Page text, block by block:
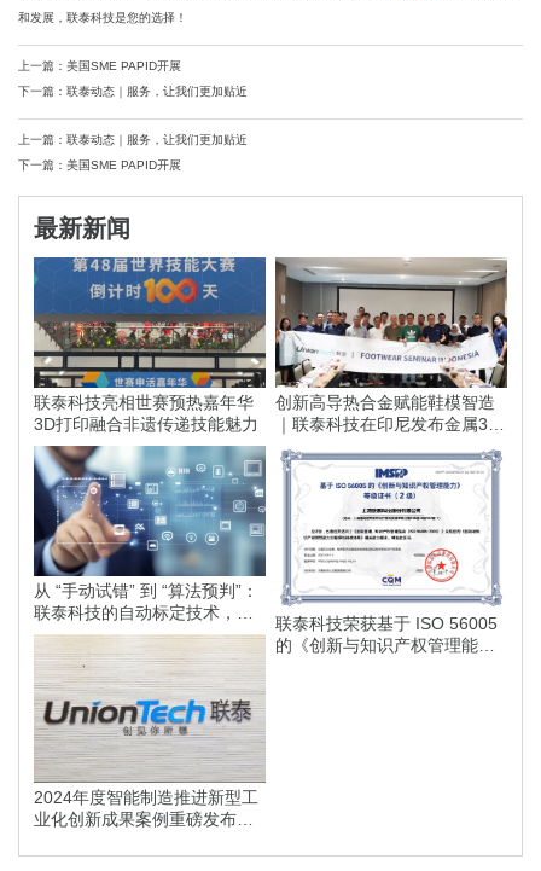
和发展，联泰科技是您的选择！
上一篇：美国SME PAPID开展
下一篇：联泰动态｜服务，让我们更加贴近
上一篇：联泰动态｜服务，让我们更加贴近
下一篇：美国SME PAPID开展
最新新闻
联泰科技亮相世赛预热嘉年华
3D打印融合非遗传递技能魅力
创新高导热合金赋能鞋模智造
｜联泰科技在印尼发布金属3D
打印落地方案
从 “手动试错” 到 “算法预判”：
联泰科技的自动标定技术，如
何为智能制造划定更高的行业
标准？
联泰科技荣获基于 ISO 56005
的《创新与知识产权管理能
2024年度智能制造推进新型工
业化创新成果案例重磅发布，